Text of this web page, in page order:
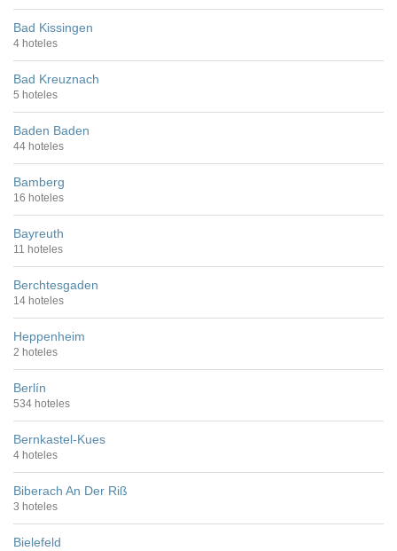
Bad Kissingen
4 hoteles
Bad Kreuznach
5 hoteles
Baden Baden
44 hoteles
Bamberg
16 hoteles
Bayreuth
11 hoteles
Berchtesgaden
14 hoteles
Heppenheim
2 hoteles
Berlín
534 hoteles
Bernkastel-Kues
4 hoteles
Biberach An Der Riß
3 hoteles
Bielefeld